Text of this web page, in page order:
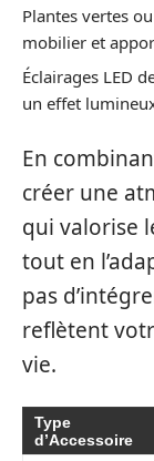
Plantes vertes
mobilier et
Éclairages LED
un effet
En
créer une
qui valorise
tout en
pas
reflètent
vie.
Type
d’Accessoire